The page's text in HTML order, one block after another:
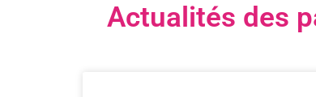
Actualités des